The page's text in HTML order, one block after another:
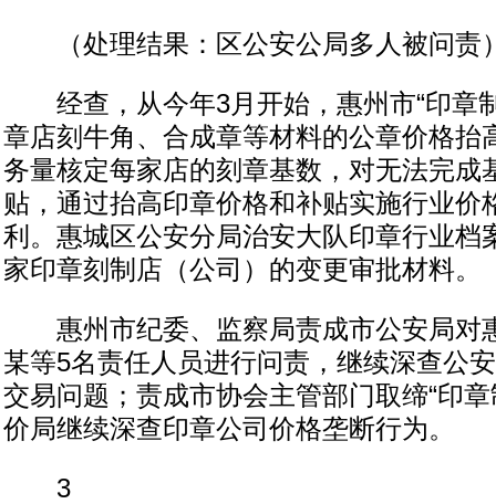
（处理结果：区公安公局多人被问责
经查，从今年3月开始，惠州市“印章
章店刻牛角、合成章等材料的公章价格抬
务量核定每家店的刻章基数，对无法完成
贴，通过抬高印章价格和补贴实施行业价
利。惠城区公安分局治安大队印章行业档
家印章刻制店（公司）的变更审批材料。
惠州市纪委、监察局责成市公安局对
某等5名责任人员进行问责，继续深查公
交易问题；责成市协会主管部门取缔“印
价局继续深查印章公司价格垄断行为。
3